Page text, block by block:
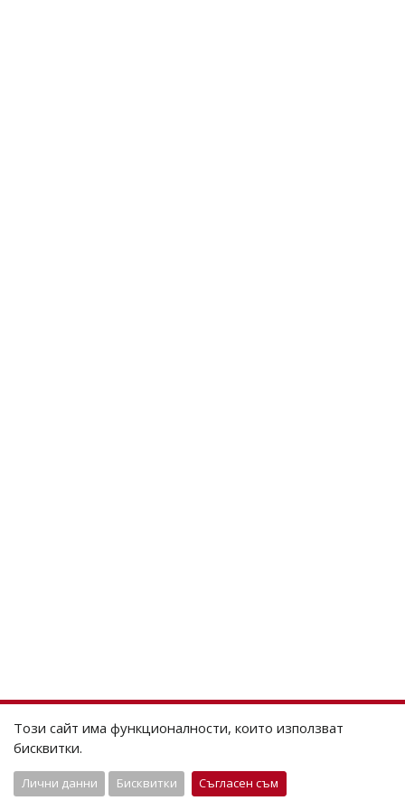
Този сайт има функционалности, които използват
бисквитки.
Лични данни Бисквитки Съгласен съм